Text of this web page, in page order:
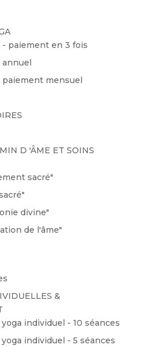
paiement en 3 fois
mensuel
D 'ÂME ET SOINS
sacré"
divine"
de l'âme"
&
individuel - 10 séances
individuel - 5 séances